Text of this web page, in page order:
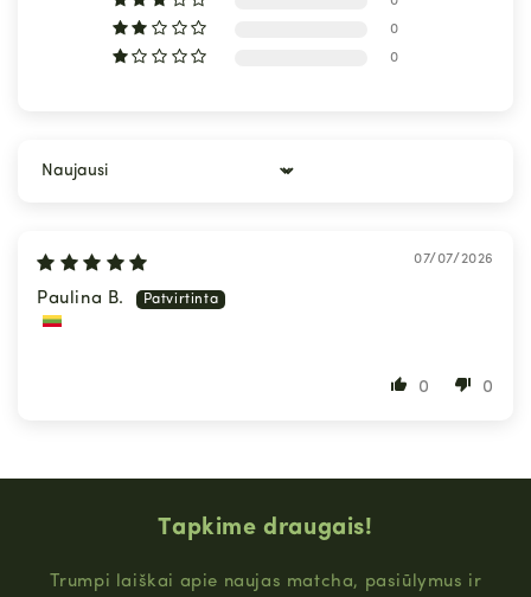
0
0
Sort by
07/07/2026
Paulina B.
0 0
Tapkime draugais!
Trumpi laiškai apie naujas matcha, pasiūlymus ir